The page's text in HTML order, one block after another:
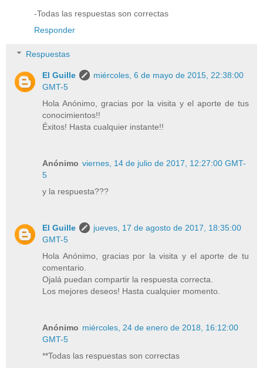
-Todas las respuestas son correctas
Responder
Respuestas
El Guille
miércoles, 6 de mayo de 2015, 22:38:00
GMT-5
Hola Anónimo, gracias por la visita y el aporte de tus
conocimientos!!
Éxitos! Hasta cualquier instante!!
Anónimo viernes, 14 de julio de 2017, 12:27:00 GMT-
5
y la respuesta???
El Guille
jueves, 17 de agosto de 2017, 18:35:00
GMT-5
Hola Anónimo, gracias por la visita y el aporte de tu
comentario.
Ojalá puedan compartir la respuesta correcta.
Los mejores deseos! Hasta cualquier momento.
Anónimo miércoles, 24 de enero de 2018, 16:12:00
GMT-5
**Todas las respuestas son correctas